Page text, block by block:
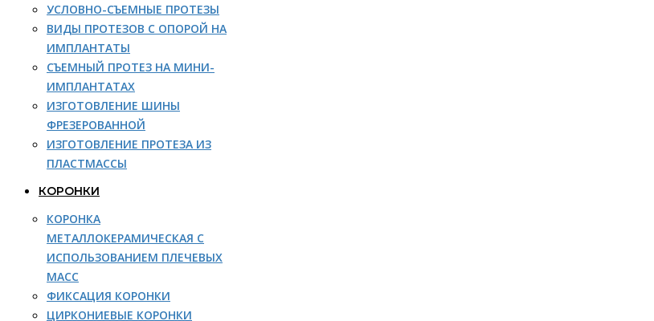
УСЛОВНО-СЪЕМНЫЕ ПРОТЕЗЫ
ВИДЫ ПРОТЕЗОВ С ОПОРОЙ НА
ИМПЛАНТАТЫ
СЪЕМНЫЙ ПРОТЕЗ НА МИНИ-
ИМПЛАНТАТАХ
ИЗГОТОВЛЕНИЕ ШИНЫ
ФРЕЗЕРОВАННОЙ
ИЗГОТОВЛЕНИЕ ПРОТЕЗА ИЗ
ПЛАСТМАССЫ
КОРОНКИ
КОРОНКА
МЕТАЛЛОКЕРАМИЧЕСКАЯ С
ИСПОЛЬЗОВАНИЕМ ПЛЕЧЕВЫХ
МАСС
ФИКСАЦИЯ КОРОНКИ
ЦИРКОНИЕВЫЕ КОРОНКИ